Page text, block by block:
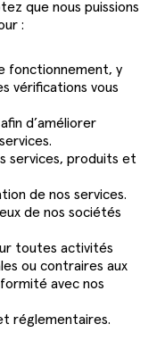
que nous puissions
:
fonctionnement, y
vérifications vous
d’améliorer
services, produits et
de nos services.
de nos sociétés
toutes activités
ou contraires aux
avec nos
réglementaires.